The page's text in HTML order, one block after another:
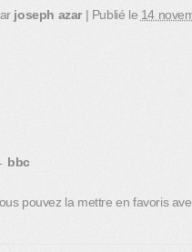
joseph azar | Publié le 14
bbc
pouvez la mettre en favoris